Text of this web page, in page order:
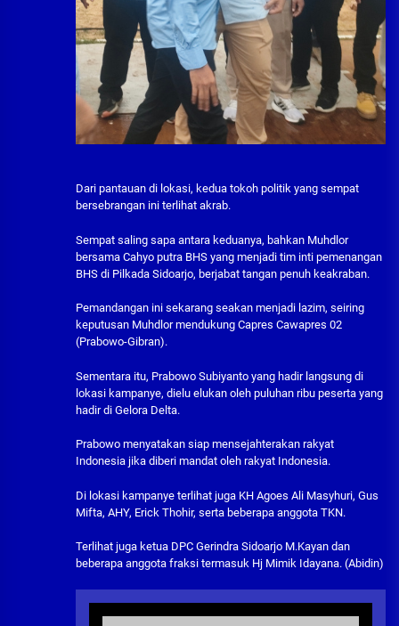
Dari pantauan di lokasi, kedua tokoh politik yang sempat
bersebrangan ini terlihat akrab.
Sempat saling sapa antara keduanya, bahkan Muhdlor
bersama Cahyo putra BHS yang menjadi tim inti pemenangan
BHS di Pilkada Sidoarjo, berjabat tangan penuh keakraban.
Pemandangan ini sekarang seakan menjadi lazim, seiring
keputusan Muhdlor mendukung Capres Cawapres 02
(Prabowo-Gibran).
Sementara itu, Prabowo Subiyanto yang hadir langsung di
lokasi kampanye, dielu elukan oleh puluhan ribu peserta yang
hadir di Gelora Delta.
Prabowo menyatakan siap mensejahterakan rakyat
Indonesia jika diberi mandat oleh rakyat Indonesia.
Di lokasi kampanye terlihat juga KH Agoes Ali Masyhuri, Gus
Mifta, AHY, Erick Thohir, serta beberapa anggota TKN.
Terlihat juga ketua DPC Gerindra Sidoarjo M.Kayan dan
beberapa anggota fraksi termasuk Hj Mimik Idayana. (Abidin)